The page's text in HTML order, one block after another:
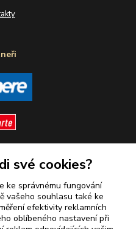
nás
bezpečně
své cookies?
ke správnému fungování
vašeho souhlasu také ke
efektivity reklamních
oblíbeného nastavení při